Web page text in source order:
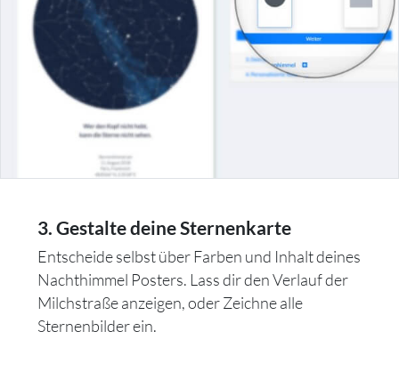
3. Gestalte deine Sternenkarte
Entscheide selbst über Farben und Inhalt deines
Nachthimmel Posters. Lass dir den Verlauf der
Milchstraße anzeigen, oder Zeichne alle
Sternenbilder ein.